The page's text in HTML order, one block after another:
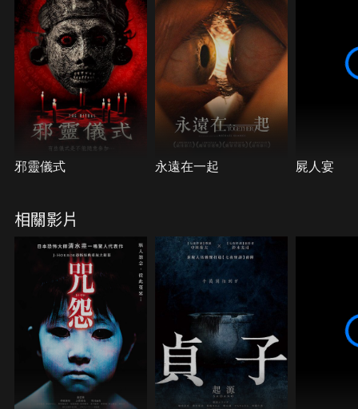
邪靈儀式 永遠在一起 屍人宴
相關影片